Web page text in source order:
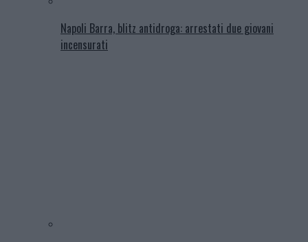
Napoli Barra, blitz antidroga: arrestati due giovani
incensurati